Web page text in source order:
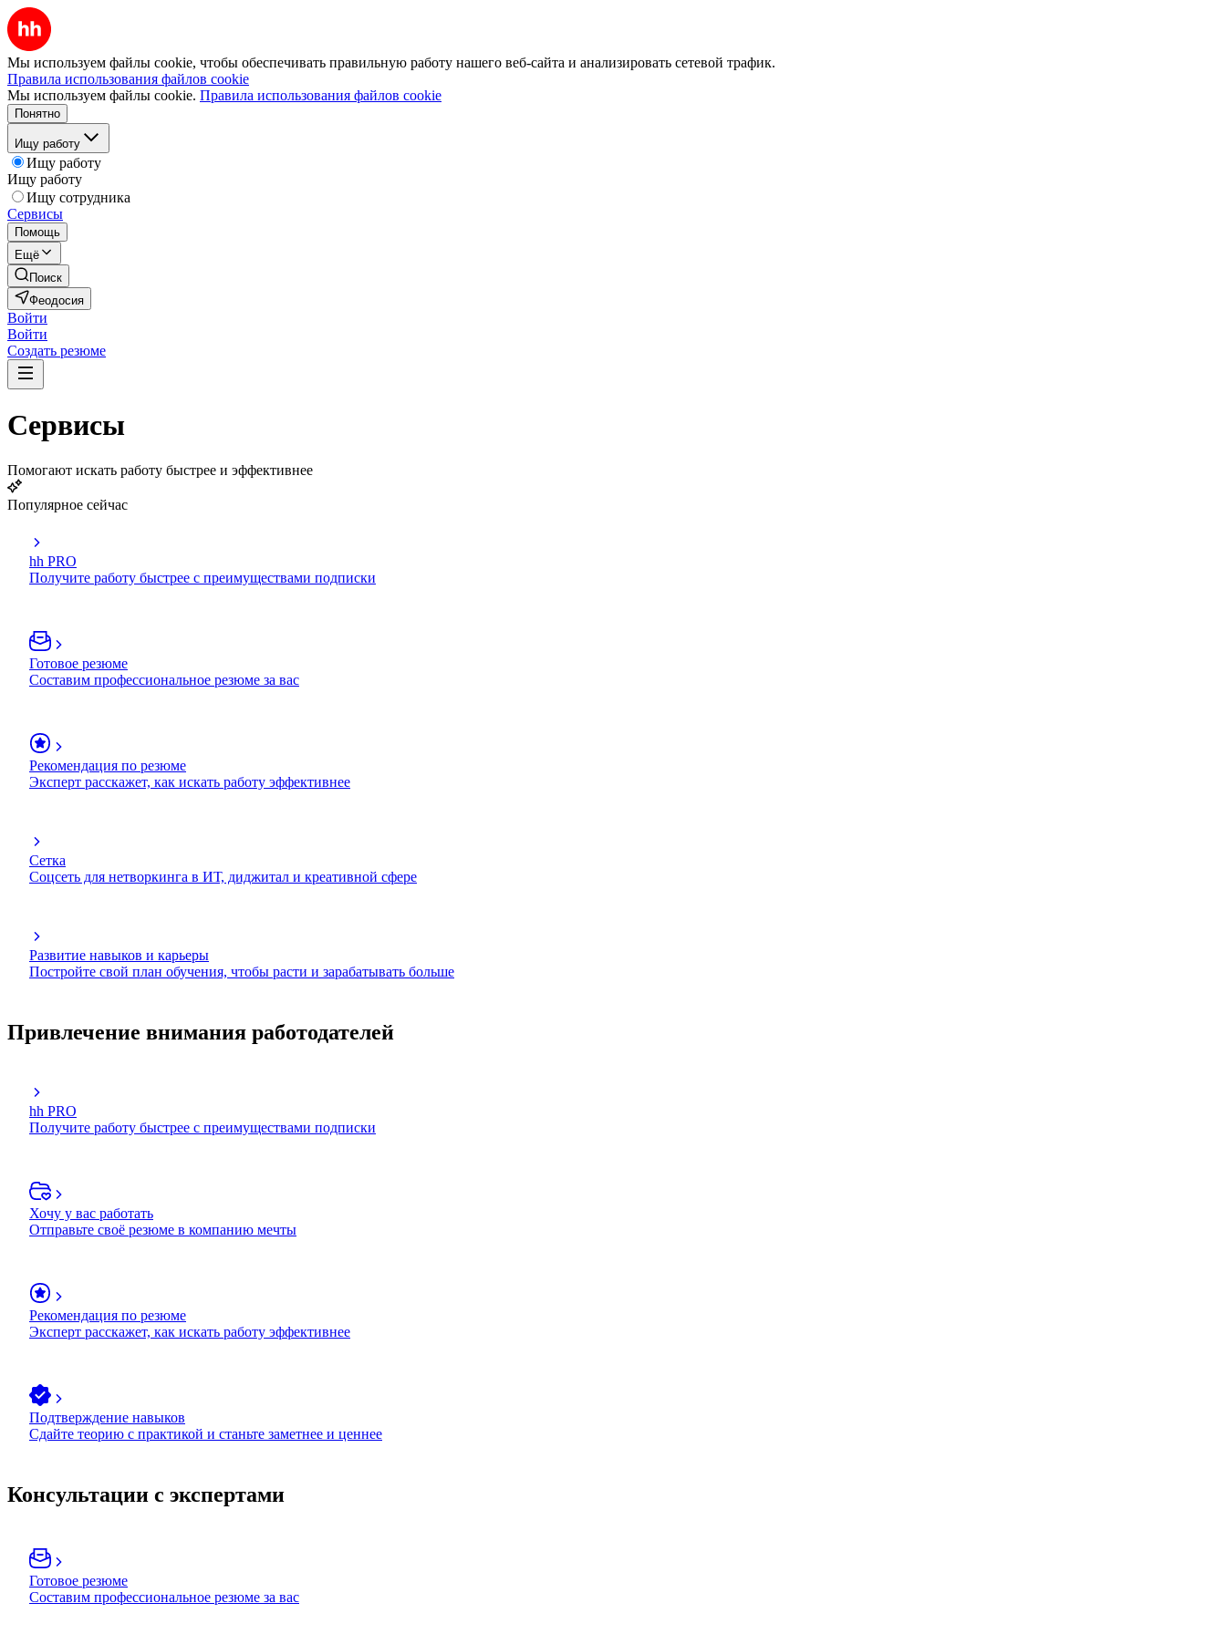
Мы используем файлы cookie, чтобы обеспечивать правильную работу нашего веб-сайта и анализировать сетевой трафик.
Правила использования файлов cookie
Мы используем файлы cookie. Правила использования файлов cookie
Понятно
Ищу работу
Ищу работу
Ищу работу
Ищу сотрудника
Сервисы
Помощь
Ещё
Поиск
Феодосия
Войти
Войти
Создать резюме
Сервисы
Помогают искать работу быстрее и эффективнее
Популярное сейчас
hh PRO
Получите работу быстрее с преимуществами подписки
Готовое резюме
Составим профессиональное резюме за вас
Рекомендация по резюме
Эксперт расскажет, как искать работу эффективнее
Сетка
Соцсеть для нетворкинга в ИТ, диджитал и креативной сфере
Развитие навыков и карьеры
Постройте свой план обучения, чтобы расти и зарабатывать больше
Привлечение внимания работодателей
hh PRO
Получите работу быстрее с преимуществами подписки
Хочу у вас работать
Отправьте своё резюме в компанию мечты
Рекомендация по резюме
Эксперт расскажет, как искать работу эффективнее
Подтверждение навыков
Сдайте теорию с практикой и станьте заметнее и ценнее
Консультации с экспертами
Готовое резюме
Составим профессиональное резюме за вас